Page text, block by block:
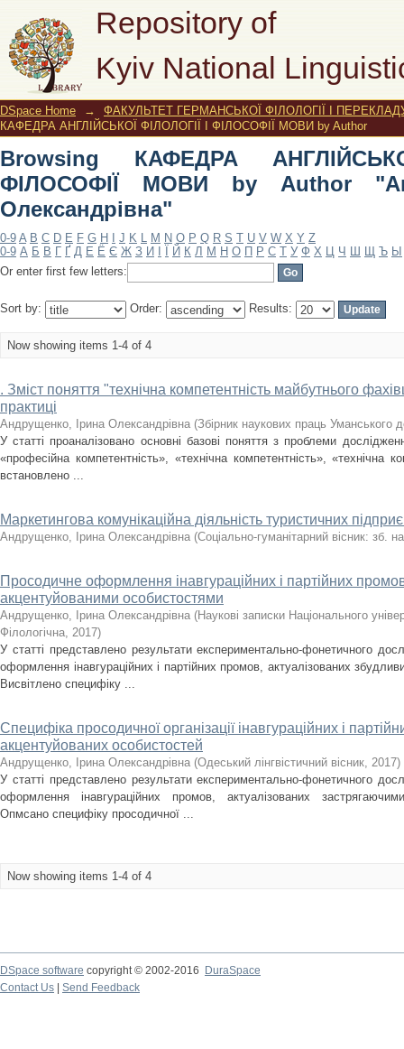
Repository of
Kyiv National
Browsing КАФЕДРА АНГЛІЙСЬКОЇ
"Андрущенко, Ірина Олександрівна"
DSpace Home →
ФАКУЛЬТЕТ ГЕРМАНСЬКОЇ ФІЛОЛОГІЇ І
КАФЕДРА АНГЛІЙСЬКОЇ ФІЛОЛОГІЇ І ФІЛОСОФІЇ МОВИ by Author
Browsing КАФЕДРА
ФІЛОСОФІЇ МОВИ by Author
Олександрівна"
0-9 A B C D E F G H J K L M N O P Q R S T U V W X Y Z
0-9 А Б В Г Ґ Д Е Ё Є Ж З И Й К Л М Н О П Р С Т У Ф Х Ц Ч Ш Щ Ъ Ы
Or enter first few letters:
Sort by: Order: Results:
Now showing items 1-4 of 4
. Зміст поняття "технічна компетентність майбутнього
практиці
Андрущенко, Ірина Олександрівна (Збірник наукових праць Уманського
У статті проаналізовано основні базові поняття з проблеми
«професійна компетентність», «технічна компетентність», «технічна
встановлено ...
Маркетингова комунікаційна діяльність туристичних
Андрущенко, Ірина Олександрівна (Соціально-гуманітарний вісник: зб.
Просодичне оформлення інавгураційних і партійних
акцентуйованими особистостями
Андрущенко, Ірина Олександрівна (Наукові записки Національного
Філологічна, 2017)
У статті представлено результати експериментально-фонетичного
оформлення інавгураційних і партійних промов, актуалізованих
Висвітлено специфіку ...
Специфіка просодичної організації інавгураційних і
акцентуйованих особистостей
Андрущенко, Ірина Олександрівна (Одеський лінгвістичний вісник, 2017)
У статті представлено результати експериментально-фонетичного
оформлення інавгураційних промов, актуалізованих
Опмсано специфіку просодичної ...
Now showing items 1-4 of 4
DSpace software copyright © 2002-2016
DuraSpace
Contact Us
Send Feedback